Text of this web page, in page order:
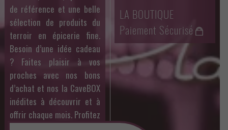
de référence et une belle
sélection de produits du
terroir en épicerie fine.
Besoin d’une idée cadeau
? Faites plaisir à vos
proches avec nos bons
d’achat et nos la CaveBOX
inédites à découvrir et à
offrir chaque mois. Profitez
LA BOUTIQUE
Paiement Sécurisé